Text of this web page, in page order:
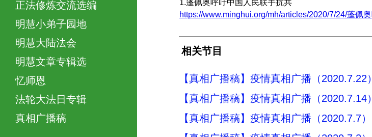
正法修炼交流选编
明慧小弟子园地
明慧大陆法会
明慧文章专辑选
忆师恩
法轮大法日专辑
真相广播稿
1.蓬佩奥呼吁中国人民联手抗共
https://www.minghui.org/mh/articles/2020/7/24/蓬佩
相关节目
【真相广播稿】疫情真相广播（2020.7.22）
【真相广播稿】疫情真相广播（2020.7.14）
【真相广播稿】疫情真相广播（2020.7.7）